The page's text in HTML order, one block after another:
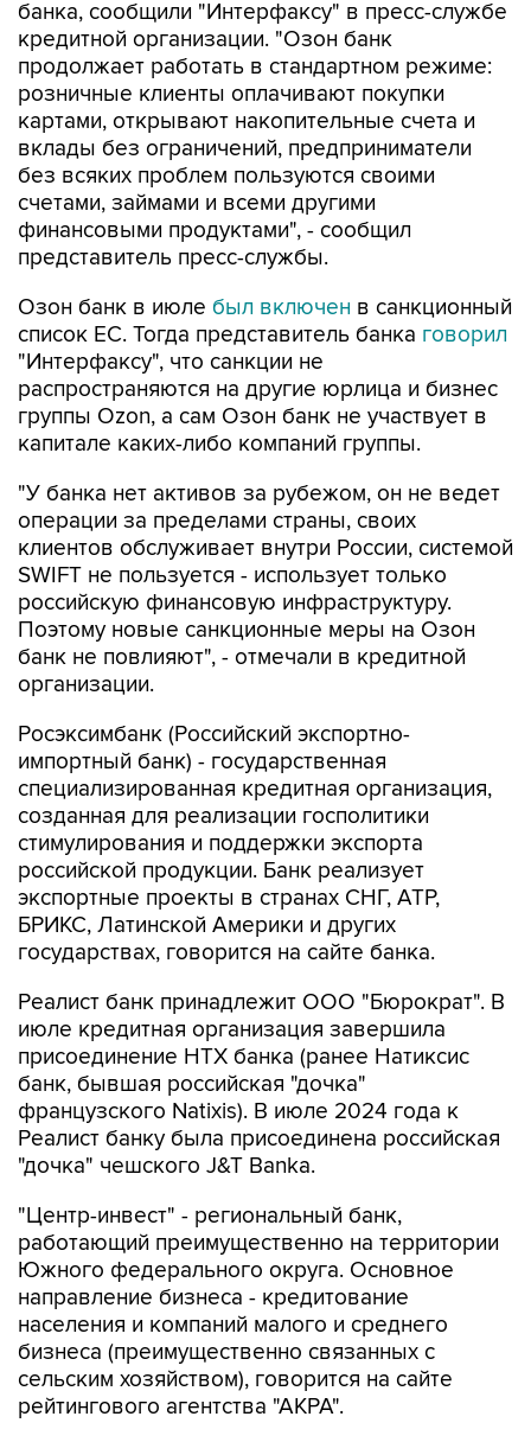
банка, сообщили "Интерфаксу" в пресс-службе
кредитной организации. "Озон банк
продолжает работать в стандартном режиме:
розничные клиенты оплачивают покупки
картами, открывают накопительные счета и
вклады без ограничений, предприниматели
без всяких проблем пользуются своими
счетами, займами и всеми другими
финансовыми продуктами", - сообщил
представитель пресс-службы.
Озон банк в июле был включен в санкционный
список ЕС. Тогда представитель банка говорил
"Интерфаксу", что санкции не
распространяются на другие юрлица и бизнес
группы Ozon, а сам Озон банк не участвует в
капитале каких-либо компаний группы.
"У банка нет активов за рубежом, он не ведет
операции за пределами страны, своих
клиентов обслуживает внутри России, системой
SWIFT не пользуется - использует только
российскую финансовую инфраструктуру.
Поэтому новые санкционные меры на Озон
банк не повлияют", - отмечали в кредитной
организации.
Росэксимбанк (Российский экспортно-
импортный банк) - государственная
специализированная кредитная организация,
созданная для реализации госполитики
стимулирования и поддержки экспорта
российской продукции. Банк реализует
экспортные проекты в странах СНГ, АТР,
БРИКС, Латинской Америки и других
государствах, говорится на сайте банка.
Реалист банк принадлежит ООО "Бюрократ". В
июле кредитная организация завершила
присоединение НТХ банка (ранее Натиксис
банк, бывшая российская "дочка"
французского Natixis). В июле 2024 года к
Реалист банку была присоединена российская
"дочка" чешского J&T Banka.
"Центр-инвест" - региональный банк,
работающий преимущественно на территории
Южного федерального округа. Основное
направление бизнеса - кредитование
населения и компаний малого и среднего
бизнеса (преимущественно связанных с
сельским хозяйством), говорится на сайте
рейтингового агентства "АКРА".